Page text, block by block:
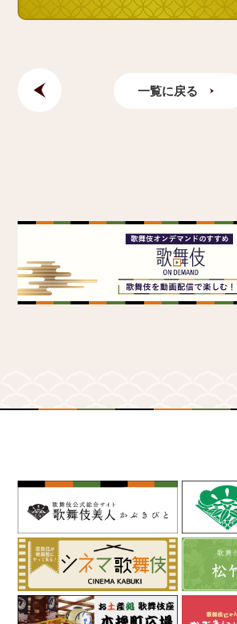
一覧に戻る